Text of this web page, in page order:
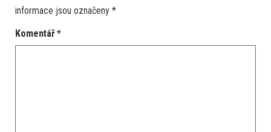
informace jsou označeny *
Komentář*